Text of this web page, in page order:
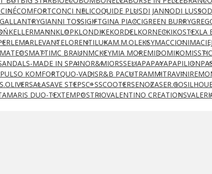
COMFORTCONCI NELICOQUIDE PLUSDI JANNODI LUSSO
GALLANTRYGIANNI TOSSIGIFTGINA PIACCIGREEN BURRY
KELLERMANNKLOPKLONDIKEKORDELKORNECKIKOSTEXLA
LEMARLEVANTELORENTILUKAM.M.OLEKSYMACCIONI
MATEOSMATTIMC BRAUNMCKEYMIA MOREMIDOMIKOMISSTIC
MADE IN SPAINOR&MIORSSELIAPAPAYAPAPILION
PULSO KOMFORTQUO-VADISR&B PACUTRAMMITRAVINI
S.OLIVERSALASAVE STEPSC+SSCOOTERSENOZASER.GO
DUO-TEXTEMPOSTRIOVALENTINO CREATIONS